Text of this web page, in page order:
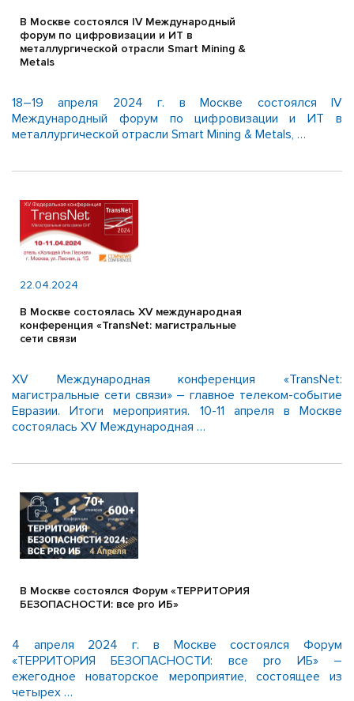
В Москве состоялся IV Международный
форум по цифровизации и ИТ в
металлургической отрасли Smart Mining &
Metals
18–19 апреля 2024 г. в Москве состоялся IV
Международный форум по цифровизации и ИТ в
металлургической отрасли Smart Mining & Metals, …
22.04.2024
В Москве состоялась XV международная
конференция «TransNet: магистральные
сети связи
XV Международная конференция «TransNet:
магистральные сети связи» – главное телеком-событие
Евразии. Итоги мероприятия. 10-11 апреля в Москве
состоялась XV Международная …
В Москве состоялся Форум «ТЕРРИТОРИЯ
БЕЗОПАСНОСТИ: все pro ИБ»
4 апреля 2024 г. в Москве состоялся Форум
«ТЕРРИТОРИЯ БЕЗОПАСНОСТИ: все pro ИБ» –
ежегодное новаторское мероприятие, состоящее из
четырех …